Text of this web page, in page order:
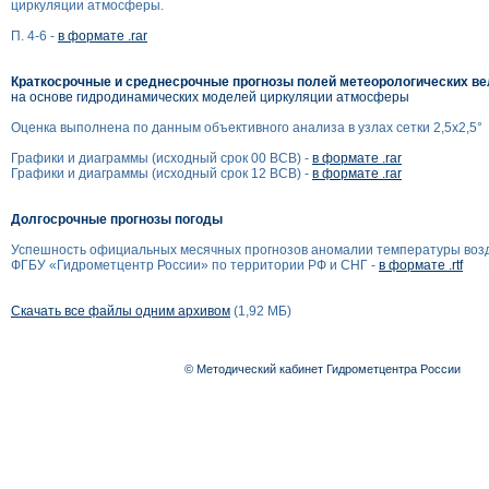
циркуляции атмосферы.
П. 4-6 - в формате .rar
Краткосрочные и среднесрочные прогнозы полей метеорологических
на основе гидродинамических моделей циркуляции атмосферы
Оценка выполнена по данным объективного анализа в узлах сетки 2,5x2,5°
Графики и диаграммы (исходный срок 00 ВСВ) - в формате .rar
Графики и диаграммы (исходный срок 12 ВСВ) - в формате .rar
Долгосрочные прогнозы погоды
Успешность официальных месячных прогнозов аномалии температуры
ФГБУ «Гидрометцентр России» по территории РФ и СНГ - в формате .rtf
Скачать все файлы одним архивом (1,92 МБ)
© Методический кабинет Гидрометцентра России